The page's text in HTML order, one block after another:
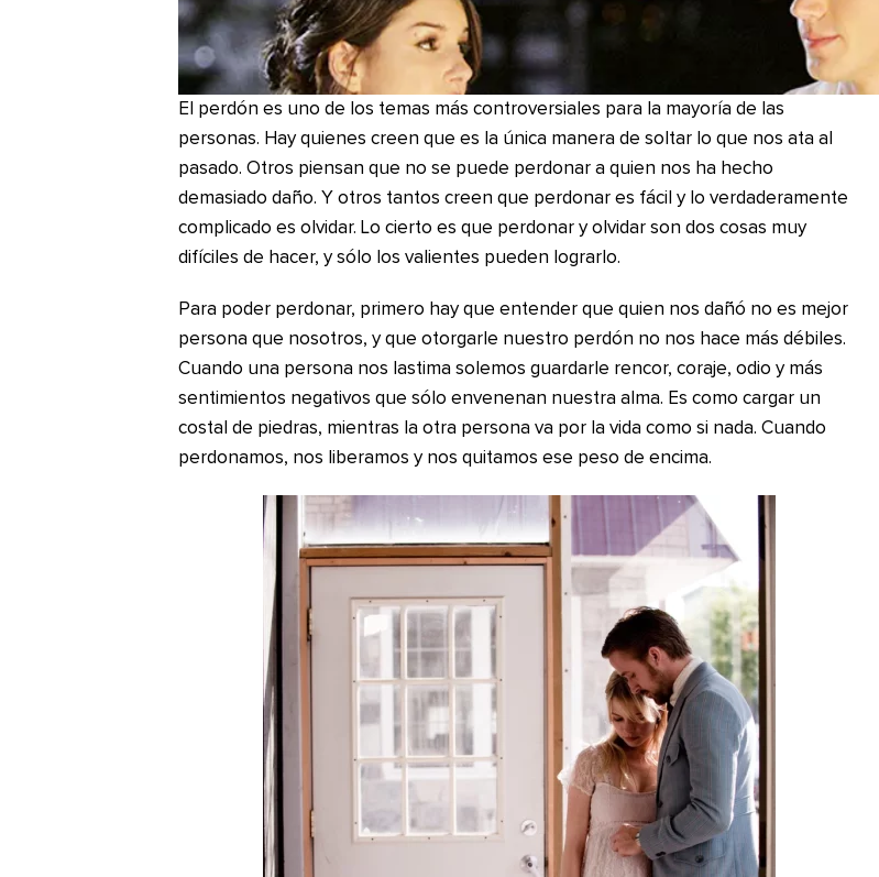
El perdón es uno de los temas más controversiales para la mayoría de las
personas. Hay quienes creen que es la única manera de soltar lo que nos ata al
pasado. Otros piensan que no se puede perdonar a quien nos ha hecho
demasiado daño. Y otros tantos creen que perdonar es fácil y lo verdaderamente
complicado es olvidar. Lo cierto es que perdonar y olvidar son dos cosas muy
difíciles de hacer, y sólo los valientes pueden lograrlo.
Para poder perdonar, primero hay que entender que quien nos dañó no es mejor
persona que nosotros, y que otorgarle nuestro perdón no nos hace más débiles.
Cuando una persona nos lastima solemos guardarle rencor, coraje, odio y más
sentimientos negativos que sólo envenenan nuestra alma. Es como cargar un
costal de piedras, mientras la otra persona va por la vida como si nada. Cuando
perdonamos, nos liberamos y nos quitamos ese peso de encima.